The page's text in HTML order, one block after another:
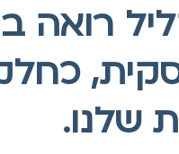
רואה
שלנו.